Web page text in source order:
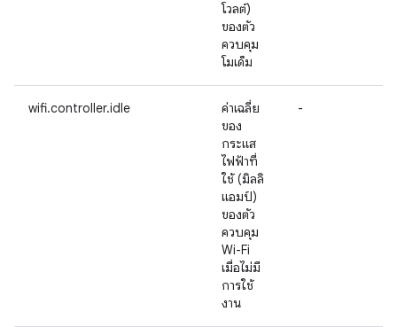
โวลต์)
ของตัว
ควบคุม
โมเด็ม
wifi.controller.idle
ค่าเฉลี่ย
ของ
กระแส
ไฟฟ้าที่
ใช้ (มิลลิ
แอมป์)
ของตัว
ควบคุม
Wi-Fi
เมื่อไม่มี
การใช้
งาน
-